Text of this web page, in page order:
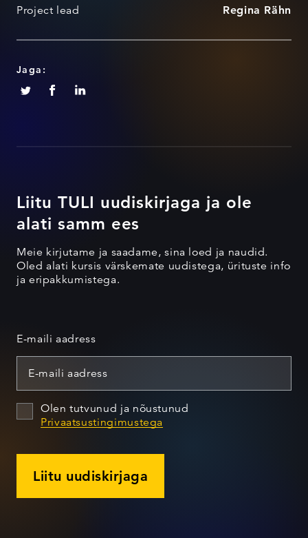
Project lead Regina Rähn
Jaga:
Liitu TULI uudiskirjaga ja ole
alati samm ees
Meie kirjutame ja saadame, sina loed ja naudid.
Oled alati kursis värskemate uudistega, ürituste info
ja eripakkumistega.
E-maili aadress
Olen tutvunud ja nõustunud
Privaatsustingimustega
Liitu uudiskirjaga